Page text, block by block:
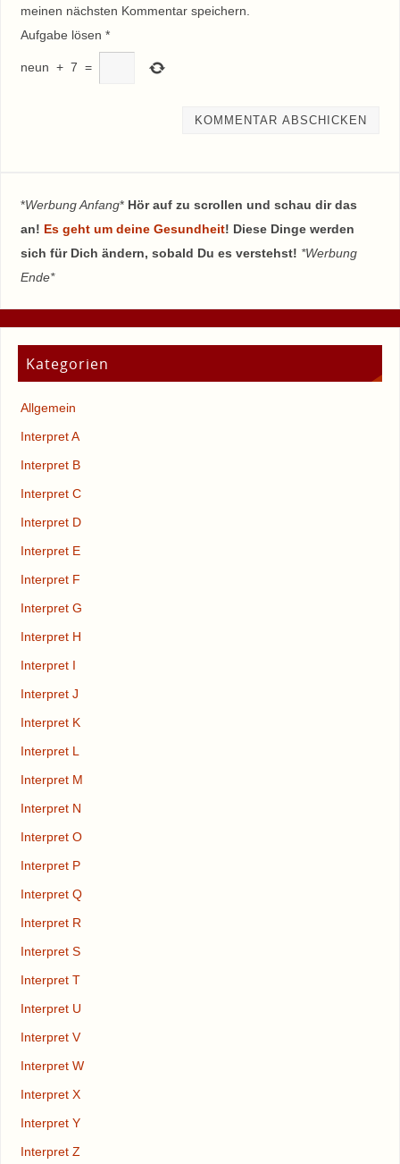
meinen nächsten Kommentar speichern.
Aufgabe lösen *
neun + 7 =
*Werbung Anfang* Hör auf zu scrollen und schau dir das
an! Es geht um deine Gesundheit! Diese Dinge werden
sich für Dich ändern, sobald Du es verstehst! *Werbung
Ende*
Kategorien
Allgemein
Interpret A
Interpret B
Interpret C
Interpret D
Interpret E
Interpret F
Interpret G
Interpret H
Interpret I
Interpret J
Interpret K
Interpret L
Interpret M
Interpret N
Interpret O
Interpret P
Interpret Q
Interpret R
Interpret S
Interpret T
Interpret U
Interpret V
Interpret W
Interpret X
Interpret Y
Interpret Z